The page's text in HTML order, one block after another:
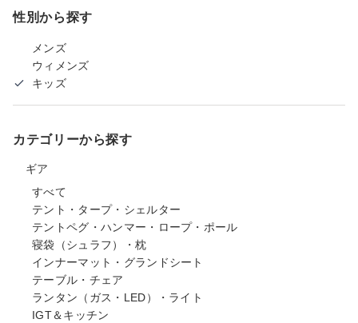
性別から探す
メンズ
ウィメンズ
キッズ
カテゴリーから探す
ギア
すべて
テント・タープ・シェルター
テントペグ・ハンマー・ロープ・ポール
寝袋（シュラフ）・枕
インナーマット・グランドシート
テーブル・チェア
ランタン（ガス・LED）・ライト
IGT＆キッチン